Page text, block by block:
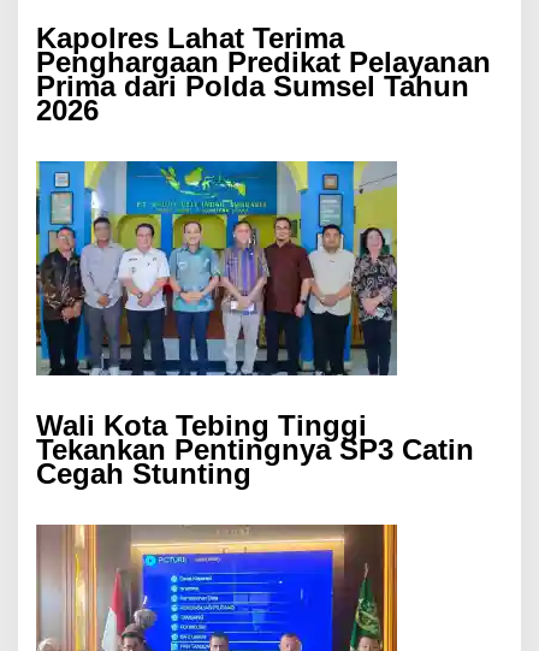
Kapolres Lahat Terima
Penghargaan Predikat Pelayanan
Prima dari Polda Sumsel Tahun
2026
Wali Kota Tebing Tinggi
Tekankan Pentingnya SP3 Catin
Cegah Stunting